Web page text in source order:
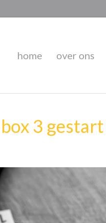
home over ons
3 gestart